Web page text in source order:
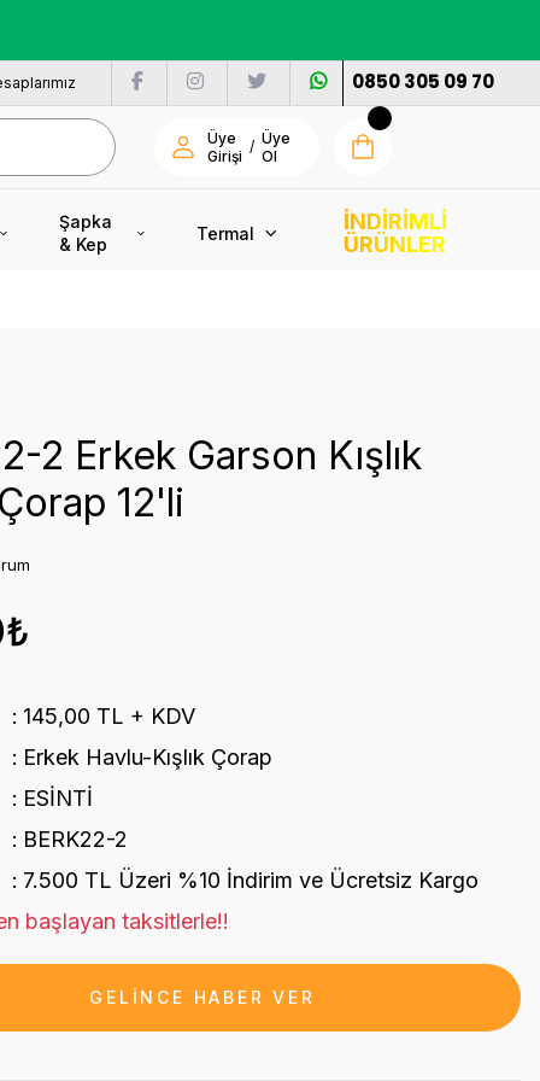
0850 305 09 70
Üye
Girişi
/ Üye
Ol
Şapka
& Kep
Termal
İNDİRİMLİ
ÜRÜNLER
2 Erkek Garson Kışlık
12'li
145,00 TL + KDV
Erkek Havlu-Kışlık Çorap
ESİNTİ
BERK22-2
7.500 TL Üzeri %10 İndirim ve Ücretsiz Kargo
başlayan taksitlerle!!
GELİNCE HABER VER